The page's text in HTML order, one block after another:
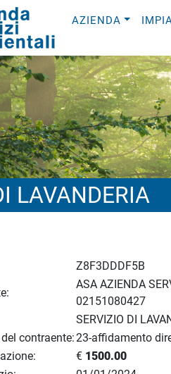
AZIENDA
LAVANDERIA
Z8F3DDDF5B
ASA AZIENDA
02151080427
SERVIZIO DI
contraente:23-affidamento
€ 1500.00